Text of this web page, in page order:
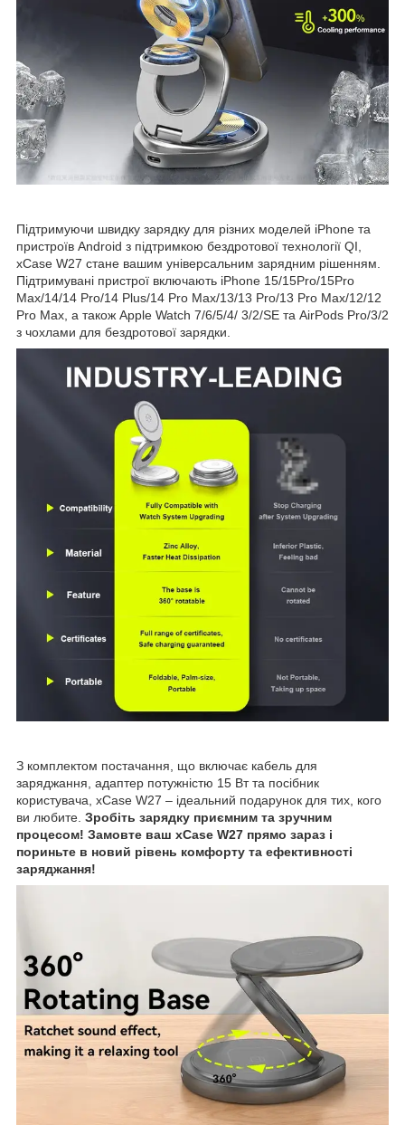
Підтримуючи швидку зарядку для різних моделей iPhone та
пристроїв Android з підтримкою бездротової технології QI,
xCase W27 стане вашим універсальним зарядним рішенням.
Підтримувані пристрої включають iPhone 15/15Pro/15Pro
Max/14/14 Pro/14 Plus/14 Pro Max/13/13 Pro/13 Pro Max/12/12
Pro Max, а також Apple Watch 7/6/5/4/ 3/2/SE та AirPods Pro/3/2
з чохлами для бездротової зарядки.
З комплектом постачання, що включає кабель для
заряджання, адаптер потужністю 15 Вт та посібник
користувача, xCase W27 – ідеальний подарунок для тих, кого
ви любите. Зробіть зарядку приємним та зручним
процесом! Замовте ваш xCase W27 прямо зараз і
пориньте в новий рівень комфорту та ефективності
заряджання!